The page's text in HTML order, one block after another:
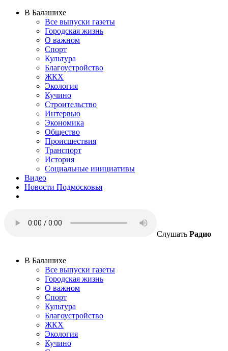
В Балашихе
Все выпуски газеты
Городская жизнь
О важном
Спорт
Культура
Благоустройство
ЖКХ
Экология
Кучино
Строительство
Интервью
Экономика
Общество
Происшествия
Транспорт
История
Социальные инициативы
Видео
Новости Подмосковья
Слушать Радио
В Балашихе
Все выпуски газеты
Городская жизнь
О важном
Спорт
Культура
Благоустройство
ЖКХ
Экология
Кучино